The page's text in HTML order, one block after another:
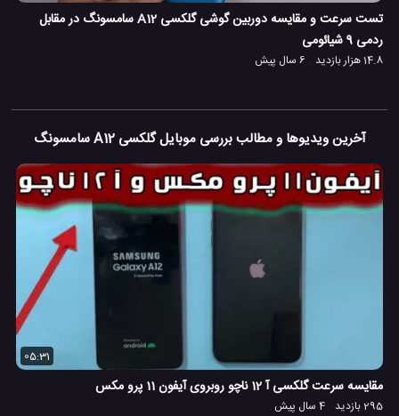
تست سرعت و مقایسه دوربین گوشی گلکسی A12 سامسونگ در مقابل
ردمی 9 شیائومی
14.8 هزار بازدید 6 سال پیش
آخرین ویدیوها و مطالب بررسی موبایل گلکسی A12 سامسونگ
05:31
مقایسه سرعت گلکسی آ 12 ناچو روبروی آیفون 11 پرو مکس
295 بازدید 4 سال پیش